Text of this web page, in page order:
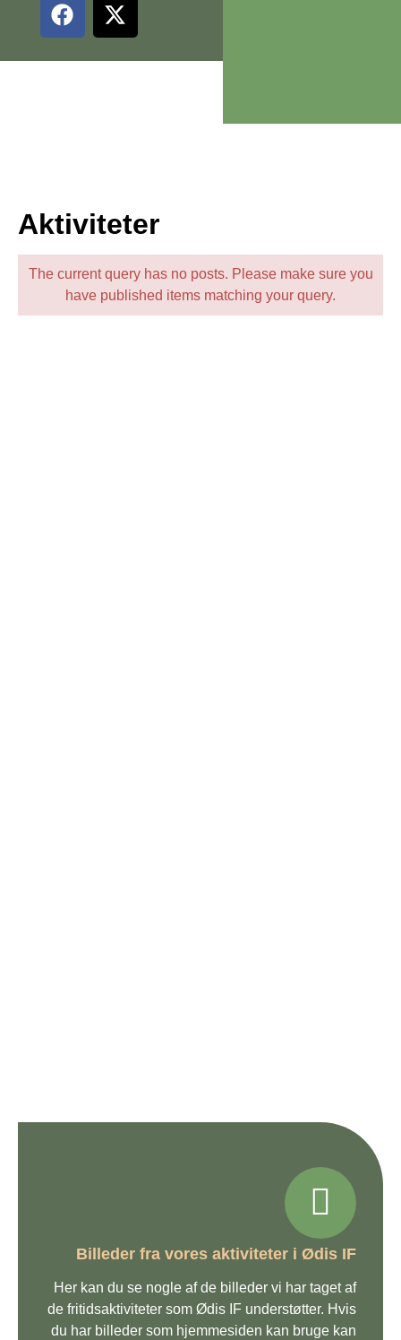
Aktiviteter
The current query has no posts. Please make sure you
have published items matching your query.
Billeder fra vores aktiviteter i Ødis IF
Her kan du se nogle af de billeder vi har taget af
de fritidsaktiviteter som Ødis IF understøtter. Hvis
du har billeder som hjemmesiden kan bruge kan